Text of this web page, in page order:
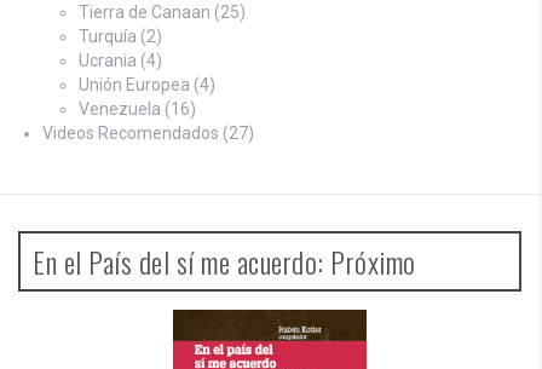
Tierra de Canaan (25)
Turquía (2)
Ucrania (4)
Unión Europea (4)
Venezuela (16)
Videos Recomendados (27)
En el País del sí me acuerdo: Próximo